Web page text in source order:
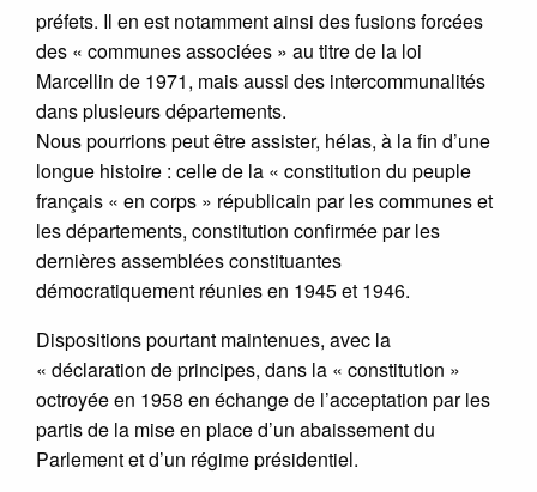
préfets. Il en est notamment ainsi des fusions forcées
des « communes associées » au titre de la loi
Marcellin de 1971, mais aussi des intercommunalités
dans plusieurs départements.
Nous pourrions peut être assister, hélas, à la fin d’une
longue histoire : celle de la « constitution du peuple
français « en corps » républicain par les communes et
les départements, constitution confirmée par les
dernières assemblées constituantes
démocratiquement réunies en 1945 et 1946.
Dispositions pourtant maintenues, avec la
« déclaration de principes, dans la « constitution »
octroyée en 1958 en échange de l’acceptation par les
partis de la mise en place d’un abaissement du
Parlement et d’un régime présidentiel.